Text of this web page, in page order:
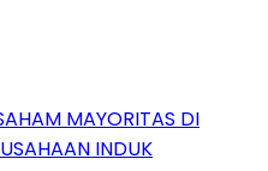
MAYORITAS DI
INDUK